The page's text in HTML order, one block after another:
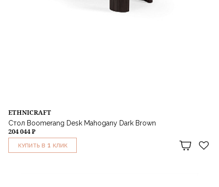
ETHNICRAFT
Стол Boomerang Desk Mahogany Dark Brown
204 044 ₽
КУПИТЬ В 1 КЛИК